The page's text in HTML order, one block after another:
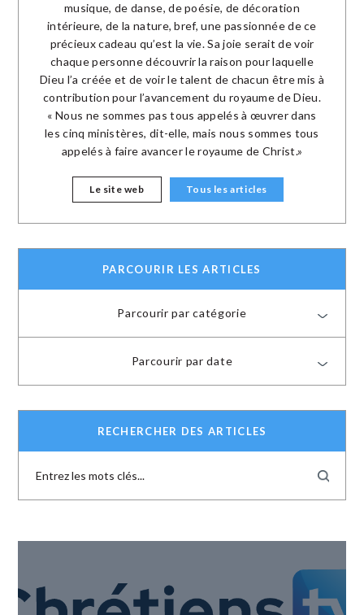
musique, de danse, de poésie, de décoration
intérieure, de la nature, bref, une passionnée de ce
précieux cadeau qu’est la vie. Sa joie serait de voir
chaque personne découvrir la raison pour laquelle
Dieu l’a créée et de voir le talent de chacun être mis à
contribution pour l’avancement du royaume de Dieu.
« Nous ne sommes pas tous appelés à œuvrer dans
les cinq ministères, dit-elle, mais nous sommes tous
appelés à faire avancer le royaume de Christ.»
Le site web Tous les articles
PARCOURIR LES ARTICLES
Parcourir par catégorie
Parcourir par date
RECHERCHER DES ARTICLES